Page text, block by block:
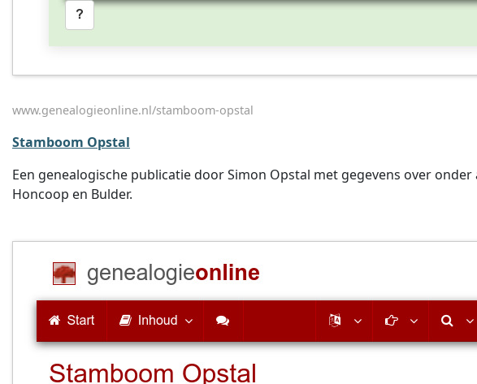
www.genealogieonline.nl/stamboom-opstal
Stamboom Opstal
Een genealogische publicatie door Simon Opstal met gegevens over
Honcoop en Bulder.